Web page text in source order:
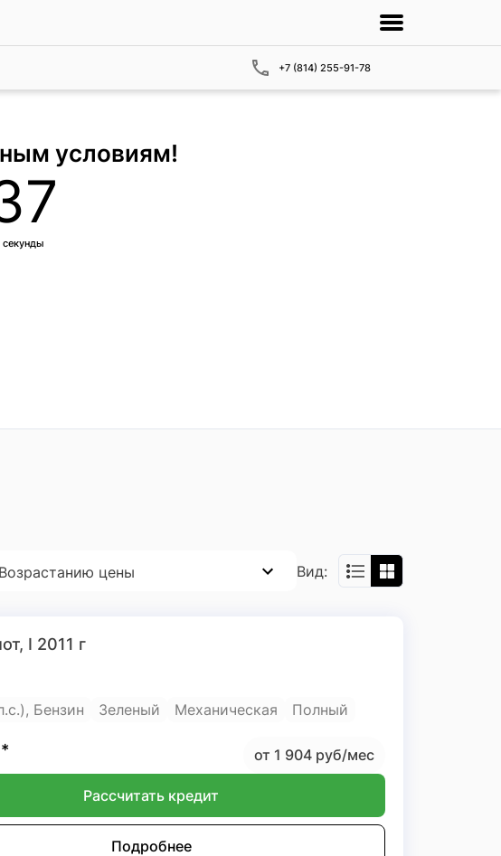
+7 (814) 255-91-78
условиям!
секунды
Возрастанию цены Вид:
I 2011 г
Бензин
Зеленый Механическая Полный
от 1 904 руб/мес
Рассчитать кредит
Подробнее